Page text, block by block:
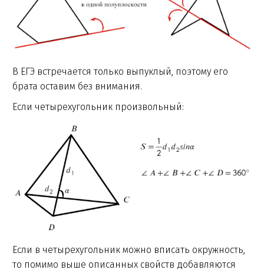
В ЕГЭ встречается только выпуклый, поэтому его
брата оставим без внимания.
Если четырехугольник произвольный:
Если в четырехугольник можно вписать окружность,
то помимо выше описанных свойств добавляются